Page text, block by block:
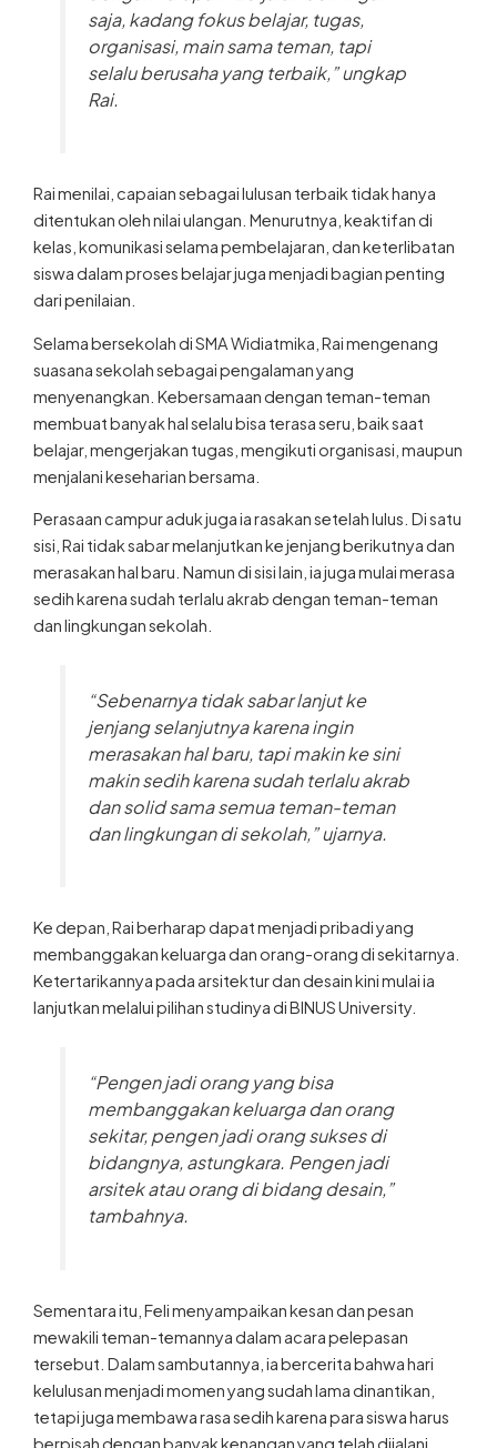
saja, kadang fokus belajar, tugas,
organisasi, main sama teman, tapi
selalu berusaha yang terbaik,” ungkap
Rai.
Rai menilai, capaian sebagai lulusan terbaik tidak hanya
ditentukan oleh nilai ulangan. Menurutnya, keaktifan di
kelas, komunikasi selama pembelajaran, dan keterlibatan
siswa dalam proses belajar juga menjadi bagian penting
dari penilaian.
Selama bersekolah di SMA Widiatmika, Rai mengenang
suasana sekolah sebagai pengalaman yang
menyenangkan. Kebersamaan dengan teman-teman
membuat banyak hal selalu bisa terasa seru, baik saat
belajar, mengerjakan tugas, mengikuti organisasi, maupun
menjalani keseharian bersama.
Perasaan campur aduk juga ia rasakan setelah lulus. Di satu
sisi, Rai tidak sabar melanjutkan ke jenjang berikutnya dan
merasakan hal baru. Namun di sisi lain, ia juga mulai merasa
sedih karena sudah terlalu akrab dengan teman-teman
dan lingkungan sekolah.
“Sebenarnya tidak sabar lanjut ke
jenjang selanjutnya karena ingin
merasakan hal baru, tapi makin ke sini
makin sedih karena sudah terlalu akrab
dan solid sama semua teman-teman
dan lingkungan di sekolah,” ujarnya.
Ke depan, Rai berharap dapat menjadi pribadi yang
membanggakan keluarga dan orang-orang di sekitarnya.
Ketertarikannya pada arsitektur dan desain kini mulai ia
lanjutkan melalui pilihan studinya di BINUS University.
“Pengen jadi orang yang bisa
membanggakan keluarga dan orang
sekitar, pengen jadi orang sukses di
bidangnya, astungkara. Pengen jadi
arsitek atau orang di bidang desain,”
tambahnya.
Sementara itu, Feli menyampaikan kesan dan pesan
mewakili teman-temannya dalam acara pelepasan
tersebut. Dalam sambutannya, ia bercerita bahwa hari
kelulusan menjadi momen yang sudah lama dinantikan,
tetapi juga membawa rasa sedih karena para siswa harus
berpisah dengan banyak kenangan yang telah dijalani